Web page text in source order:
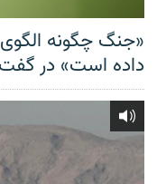
«جنگ چگونه الگوی
داده است» در